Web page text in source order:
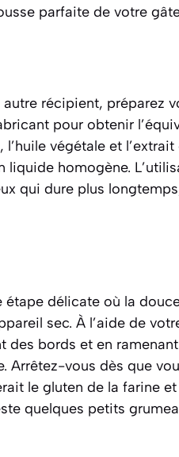
parfaite de votre
autre récipient, préparez
pour obtenir
végétale et
homogène.
qui dure plus
étape délicate où la
sec. À l’aide de
bords et en
Arrêtez-vous dès que
le gluten de la farine
quelques petits